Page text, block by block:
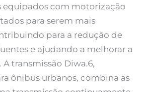
equipados com motorização
para serem mais
para a redução de
e ajudando a melhorar a
transmissão Diwa.6,
ônibus urbanos, combina as